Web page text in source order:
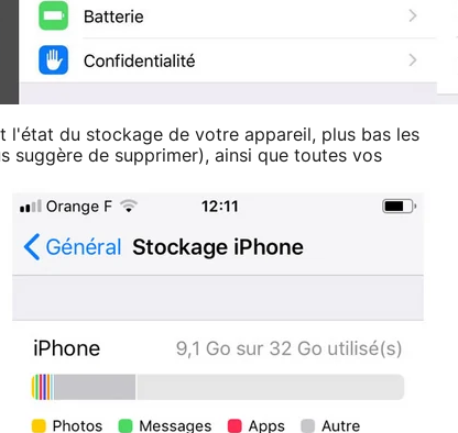
l'état du stockage de votre appareil, plus bas les
suggère de supprimer), ainsi que toutes vos